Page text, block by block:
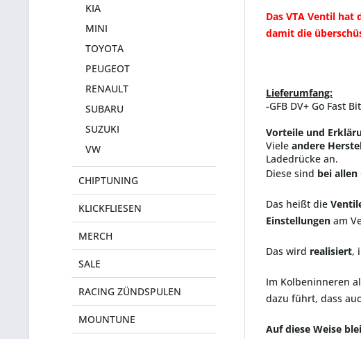
KIA
MINI
TOYOTA
PEUGEOT
RENAULT
SUBARU
SUZUKI
VW
CHIPTUNING
KLICKFLIESEN
MERCH
SALE
RACING ZÜNDSPULEN
MOUNTUNE
Das VTA Ventil hat
damit die
Lieferumfang:
-GFB DV+ Go Fast
Vorteile und
Viele andere
Ladedrücke an.
Diese sind bei allen
Das heißt die
Einstellungen am
Das wird realisiert,
Im Kolbeninneren
dazu führt, dass
Auf diese Weise